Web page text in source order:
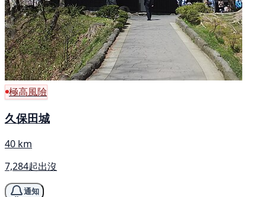
極高風險
久保田城
40 km
7,284起出沒
通知